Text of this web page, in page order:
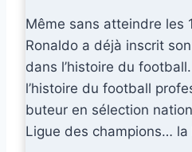
Même sans atteindre les
Ronaldo a déjà inscrit
dans l’histoire du
l’histoire du football
buteur en sélection
Ligue des champions…